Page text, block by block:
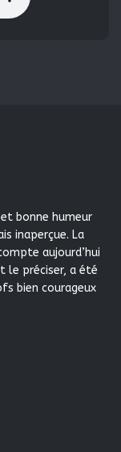
bonne humeur
inaperçue. La
aujourd’hui
le préciser, a été
bien courageux